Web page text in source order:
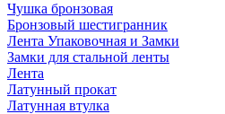
Чушка бронзовая
Бронзовый шестигранник
Лента Упаковочная и Замки
Замки для стальной ленты
Лента
Латунный прокат
Латунная втулка